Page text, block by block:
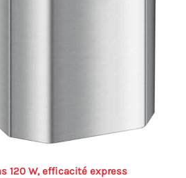
120 W, efficacité express